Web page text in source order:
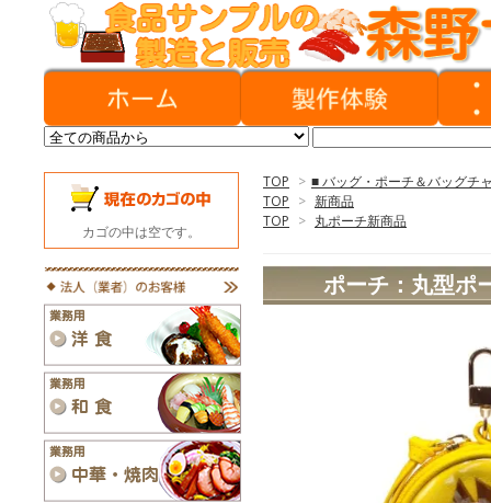
TOP > ■ バッグ・ポーチ＆バッグチ
TOP > 新商品
TOP > 丸ポーチ新商品
ポーチ：丸型ポ
カゴの中は空です。